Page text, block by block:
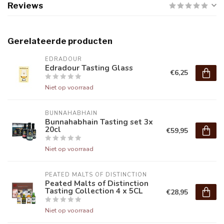
Reviews
Gerelateerde producten
EDRADOUR
Edradour Tasting Glass
Niet op voorraad
€6,25
BUNNAHABHAIN
Bunnahabhain Tasting set 3x
20cl
Niet op voorraad
€59,95
PEATED MALTS OF DISTINCTION
Peated Malts of Distinction
Tasting Collection 4 x 5CL
Niet op voorraad
€28,95